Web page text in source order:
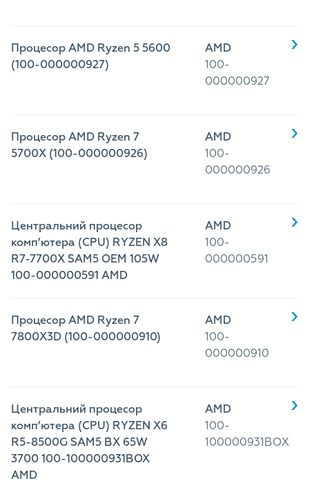
Процесор AMD Ryzen 5 5600
(100-000000927)
AMD
100-
000000927
Процесор AMD Ryzen 7
5700X (100-000000926)
AMD
100-
000000926
Центральний процесор
комп’ютера (CPU) RYZEN X8
R7-7700X SAM5 OEM 105W
100-000000591 AMD
AMD
100-
000000591
Процесор AMD Ryzen 7
7800X3D (100-000000910)
AMD
100-
000000910
Центральний процесор
комп’ютера (CPU) RYZEN X6
R5-8500G SAM5 BX 65W
3700 100-100000931BOX
AMD
AMD
100-
100000931BOX